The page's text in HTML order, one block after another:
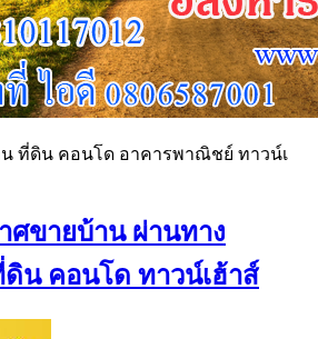
น ที่ดิน คอนโด อาคารพาณิชย์ ทาวน์เ
ศขายบ้าน ผ่านทาง
น คอนโด ทาวน์เฮ้าส์